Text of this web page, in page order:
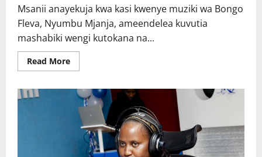
Msanii anayekuja kwa kasi kwenye muziki wa Bongo
Fleva, Nyumbu Mjanja, ameendelea kuvutia
mashabiki wengi kutokana na...
Read MoreRead
more
Mjanja
msanii
na
askari
mwenye
ndoto
kubwa
kimuziki